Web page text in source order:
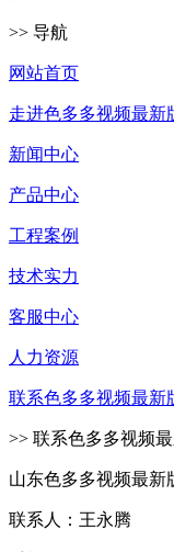
>> 导航
网站首页
走进色多多视频最新
新闻中心
产品中心
工程案例
技术实力
客服中心
人力资源
联系色多多视频最新
>> 联系色多多视频
山东色多多视频最新
联系人：王永腾